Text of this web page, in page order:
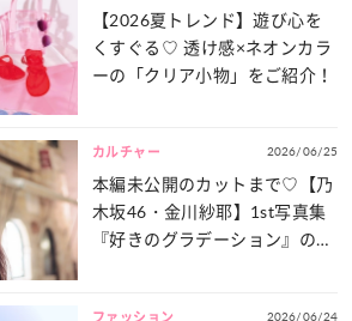
【2026夏トレンド】遊び心を
くすぐる♡ 透け感×ネオンカラ
ーの「クリア小物」をご紹介！
カルチャー 2026/06/25
本編未公開のカットまで♡【乃
木坂46・金川紗耶】1st写真集
『好きのグラデーション』の魅
ファッション 2026/06/24